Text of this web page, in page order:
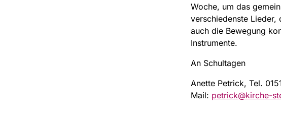
Woche, um das
verschiedenste
auch die Bewegung
Instrumente.
An Schultagen
Anette Petrick, Tel.
Mail: petrick@kirche-